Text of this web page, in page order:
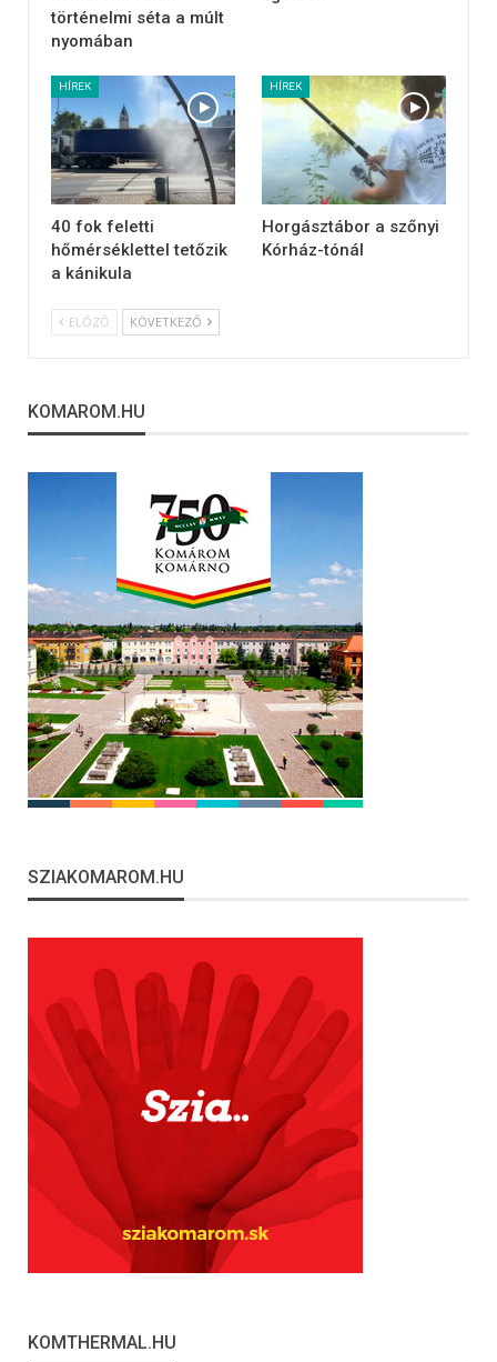
történelmi séta a múlt
nyomában
HÍREK
40 fok feletti
hőmérséklettel tetőzik
a kánikula
HÍREK
Horgásztábor a szőnyi
Kórház-tónál
ELŐZŐ KÖVETKEZŐ
KOMAROM.HU
SZIAKOMAROM.HU
KOMTHERMAL.HU